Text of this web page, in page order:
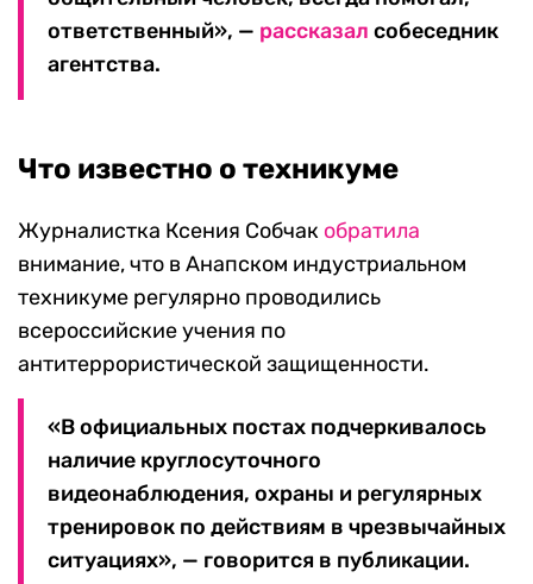
ответственный», — рассказал собеседник
агентства.
Что известно о техникуме
Журналистка Ксения Собчак обратила
внимание, что в Анапском индустриальном
техникуме регулярно проводились
всероссийские учения по
антитеррористической защищенности.
«В официальных постах подчеркивалось
наличие круглосуточного
видеонаблюдения, охраны и регулярных
тренировок по действиям в чрезвычайных
ситуациях», — говорится в публикации.